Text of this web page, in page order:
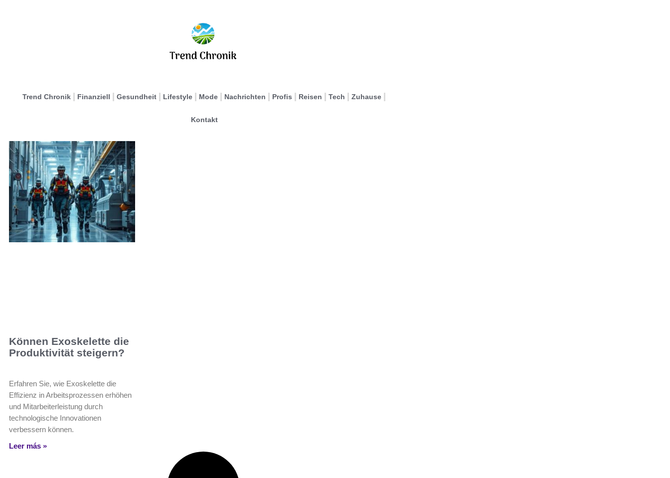
Trend Chronik Finanziell Gesundheit Lifestyle Mode Nachrichten Profis Reisen Tech Zuhause
Kontakt
Können Exoskelette die
Produktivität steigern?
Erfahren Sie, wie Exoskelette die
Effizienz in Arbeitsprozessen erhöhen
und Mitarbeiterleistung durch
technologische Innovationen
verbessern können.
Leer más »